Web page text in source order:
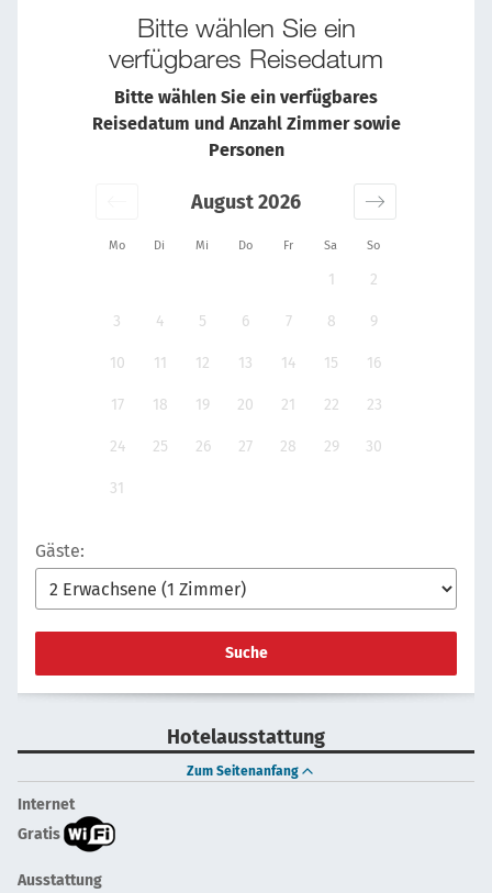
Bitte wählen Sie ein
verfügbares Reisedatum
Bitte wählen Sie ein verfügbares
Reisedatum und Anzahl Zimmer sowie
Personen
Mo Di Mi Do Fr Sa So
August 2026
1 2
3 4 5 6 7 8 9
10 11 12 13 14 15 16
17 18 19 20 21 22 23
24 25 26 27 28 29 30
31
Gäste:
Suche
Hotelausstattung
Zum Seitenanfang
Internet
Gratis
Ausstattung